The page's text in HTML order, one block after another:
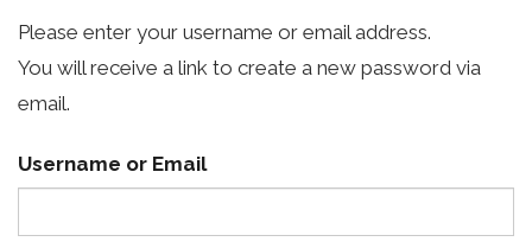
Please enter your username or email address.
You will receive a link to create a new password via
email.
Username or Email